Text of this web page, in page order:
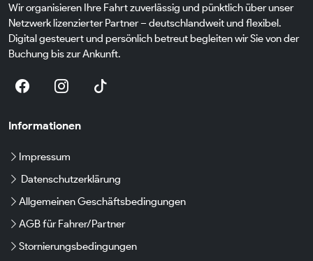
Wir organisieren Ihre Fahrt zuverlässig und pünktlich über unser
Netzwerk lizenzierter Partner – deutschlandweit und flexibel.
Digital gesteuert und persönlich betreut begleiten wir Sie von der
Buchung bis zur Ankunft.
Informationen
Impressum
Datenschutzerklärung
Allgemeinen Geschäftsbedingungen
AGB für Fahrer/Partner
Stornierungsbedingungen